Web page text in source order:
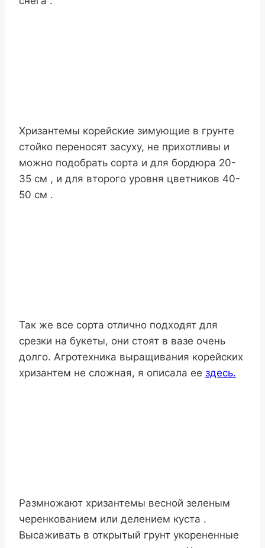
Хризантемы корейские зимующие в грунте
стойко переносят засуху, не прихотливы и
можно подобрать сорта и для бордюра 20-
35 см , и для второго уровня цветников 40-
50 см .
Так же все сорта отлично подходят для
срезки на букеты, они стоят в вазе очень
долго. Агротехника выращивания корейских
хризантем не сложная, я описала ее здесь.
Размножают хризантемы весной зеленым
черенкованием или делением куста .
Высаживать в открытый грунт укорененные